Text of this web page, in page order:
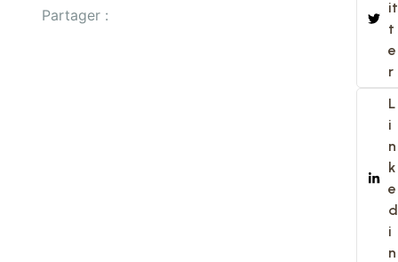
Partager :
it
t
e
r
L
i
n
k
e
d
i
n